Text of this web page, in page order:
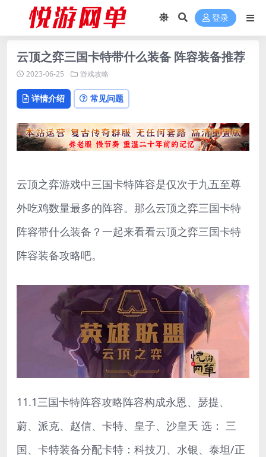
登录
云顶之弈三国卡特带什么装备 阵容装备推荐
2023-06-25 游戏攻略
详情介绍 常见问题
云顶之弈游戏中三国卡特阵容是仅次于九五至尊
外吃鸡数量最多的阵容。那么云顶之弈三国卡特
阵容带什么装备？一起来看看云顶之弈三国卡特
阵容装备攻略吧。
11.1三国卡特阵容攻略阵容构成永恩、瑟提、
蔚、派克、赵信、卡特、皇子、沙皇天 选： 三
国、卡特装备分配卡特：科技刀、水银、泰坦/正